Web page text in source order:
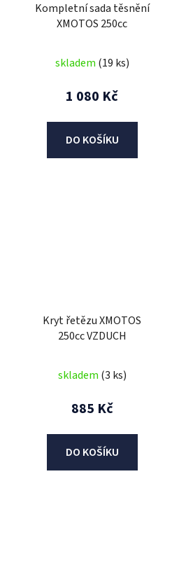
Kompletní sada těsnění
XMOTOS 250cc
skladem (19 ks)
1 080 Kč
DO KOŠÍKU
Kryt řetězu XMOTOS
250cc VZDUCH
skladem (3 ks)
885 Kč
DO KOŠÍKU